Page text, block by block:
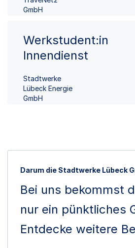
GmbH
Werkstudent:in
Innendienst
Stadtwerke
Lübeck Energie
GmbH
Darum die Stadtwerke Lübeck
Bei uns bekommst
nur ein pünktliches
Entdecke weitere